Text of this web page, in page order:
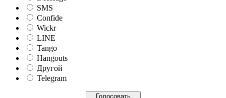
SMS
Confide
Wickr
LINE
Tango
Hangouts
Другой
Telegram